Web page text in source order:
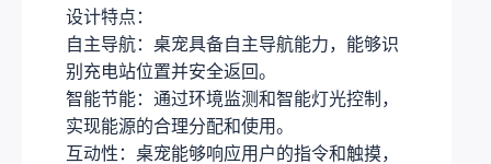
设计特点：
自主导航：桌宠具备自主导航能力，能够识
别充电站位置并安全返回。
智能节能：通过环境监测和智能灯光控制，
实现能源的合理分配和使用。
互动性：桌宠能够响应用户的指令和触摸，